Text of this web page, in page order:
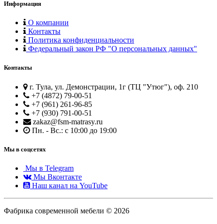
Информация
О компании
Контакты
Политика конфиденциальности
Федеральный закон РФ "О персональных данных"
Контакты
г. Тула, ул. Демонстрации, 1г (ТЦ "Утюг"), оф. 210
+7 (4872) 79-00-51
+7 (961) 261-96-85
+7 (930) 791-00-51
zakaz@fsm-matrasy.ru
Пн. - Вс.: с 10:00 до 19:00
Мы в соцсетях
Мы в Telegram
Мы Вконтакте
Наш канал на YouTube
Фабрика современной мебели © 2026